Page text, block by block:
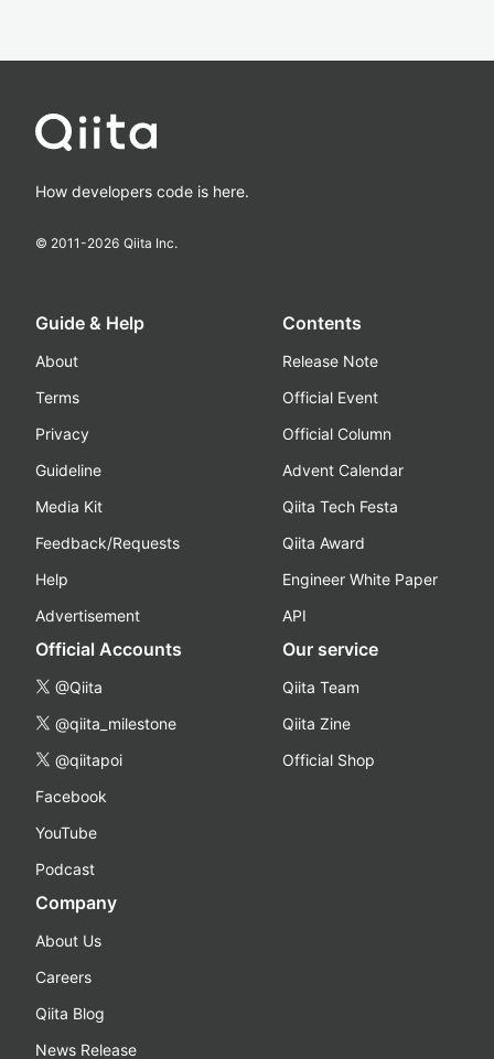
How developers code is here.
© 2011-2026 Qiita Inc.
Guide & Help
About
Terms
Privacy
Guideline
Media Kit
Feedback/Requests
Help
Advertisement
Contents
Release Note
Official Event
Official Column
Advent Calendar
Qiita Tech Festa
Qiita Award
Engineer White Paper
API
Official Accounts
@Qiita
@qiita_milestone
@qiitapoi
Facebook
YouTube
Podcast
Our service
Qiita Team
Qiita Zine
Official Shop
Company
About Us
Careers
Qiita Blog
News Release